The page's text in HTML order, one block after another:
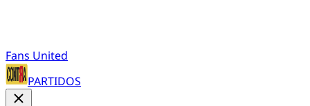
Fans United
PARTIDOS